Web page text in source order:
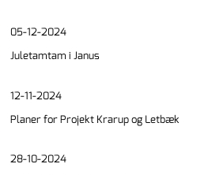
05-12-2024
Juletamtam i Janus
12-11-2024
Planer for Projekt Krarup og Letbæk
28-10-2024